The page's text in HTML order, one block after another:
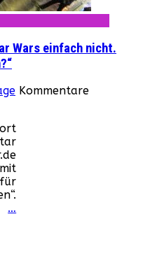
Wars einfach nicht.
Kommentare
…